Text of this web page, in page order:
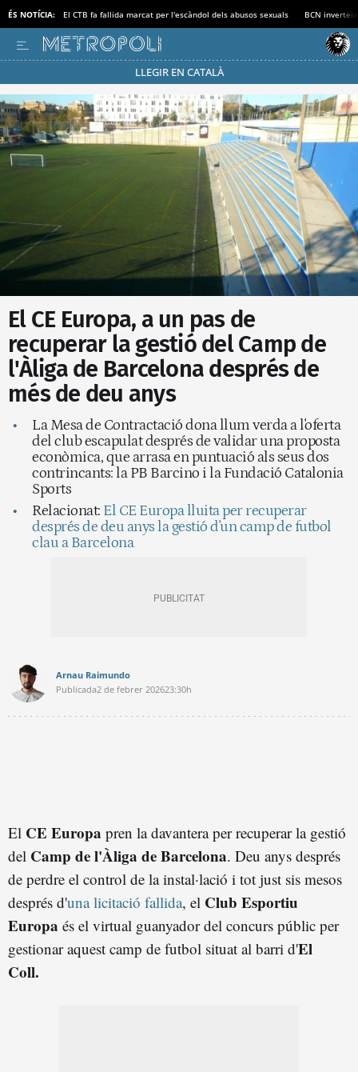
ÉS NOTÍCIA: El CTB fa fallida marcat per l'escàndol dels abusos sexuals BCN
LLEGIR EN CATALÀ
Passa’t al mode estalvi
El CE Europa, a un pas de
recuperar la gestió del Camp de
l'Àliga de Barcelona després de
més de deu anys
La Mesa de Contractació dona llum verda a l'oferta
del club escapulat després de validar una proposta
econòmica, que arrasa en puntuació als seus dos
contrincants: la PB Barcino i la Fundació Catalonia
Sports
Relacionat: El CE Europa lluita per recuperar
després de deu anys la gestió d'un camp de futbol
clau a Barcelona
Arnau Raimundo
Publicada2 de febrer 202623:30h
El CE Europa pren la davantera per recuperar la gestió
del Camp de l'Àliga de Barcelona. Deu anys després
de perdre el control de la instal·lació i tot just sis mesos
després d'una licitació fallida, el Club Esportiu
Europa és el virtual guanyador del concurs públic per
gestionar aquest camp de futbol situat al barri d'El
Coll.